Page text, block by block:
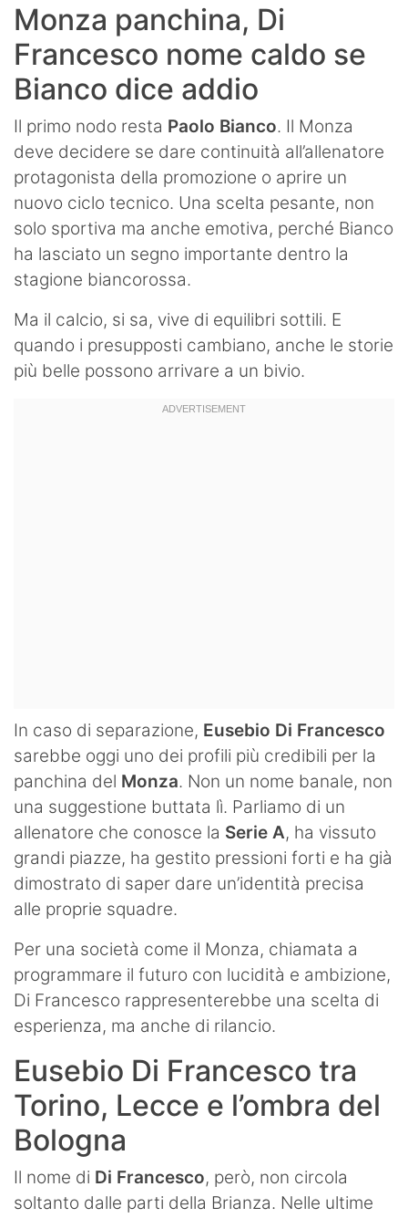
Monza panchina, Di
Francesco nome caldo se
Bianco dice addio
Il primo nodo resta Paolo Bianco. Il Monza
deve decidere se dare continuità all’allenatore
protagonista della promozione o aprire un
nuovo ciclo tecnico. Una scelta pesante, non
solo sportiva ma anche emotiva, perché Bianco
ha lasciato un segno importante dentro la
stagione biancorossa.
Ma il calcio, si sa, vive di equilibri sottili. E
quando i presupposti cambiano, anche le storie
più belle possono arrivare a un bivio.
In caso di separazione, Eusebio Di Francesco
sarebbe oggi uno dei profili più credibili per la
panchina del Monza. Non un nome banale, non
una suggestione buttata lì. Parliamo di un
allenatore che conosce la Serie A, ha vissuto
grandi piazze, ha gestito pressioni forti e ha già
dimostrato di saper dare un’identità precisa
alle proprie squadre.
Per una società come il Monza, chiamata a
programmare il futuro con lucidità e ambizione,
Di Francesco rappresenterebbe una scelta di
esperienza, ma anche di rilancio.
Eusebio Di Francesco tra
Torino, Lecce e l’ombra del
Bologna
Il nome di Di Francesco, però, non circola
soltanto dalle parti della Brianza. Nelle ultime